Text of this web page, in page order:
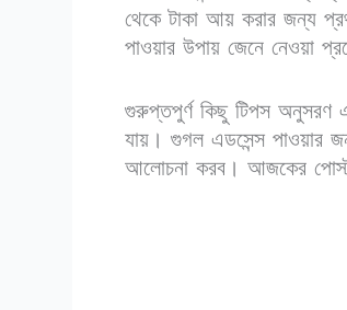
থেকে টাকা আয় করার জন্য
পাওয়ার উপায় জেনে নেওয়া
গুরুপ্তপুর্ণ কিছু টিপস অনুসরণ
যায়। গুগল এডসেন্স পাওয়ার
আলোচনা করব। আজকের পোস্ট